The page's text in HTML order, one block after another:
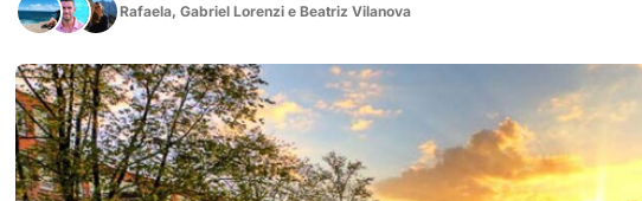
Rafaela, Gabriel Lorenzi e Beatriz Vilanova